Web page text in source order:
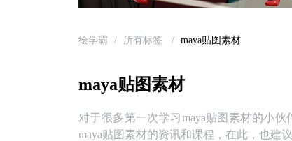
绘学霸 / 所有标签 / maya贴图素材
maya贴图素材
对于很多第一次学习maya贴图素材的小
maya贴图素材的资讯和课程，在此，也建